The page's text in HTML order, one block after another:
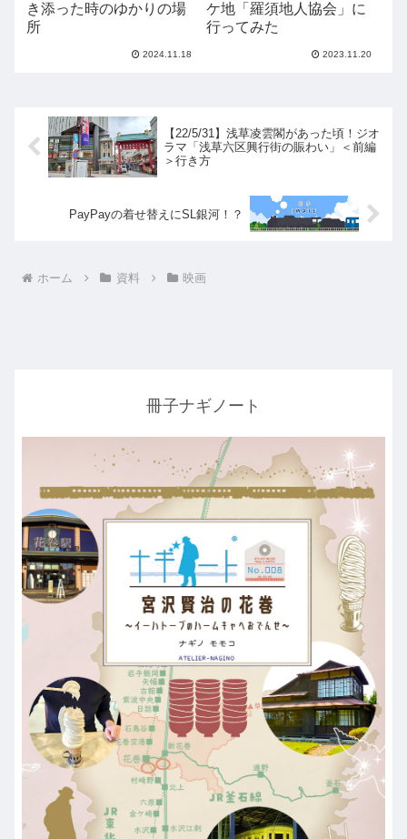
き添った時のゆかりの場
所
2024.11.18
ケ地「羅須地人協会」に
行ってみた
2023.11.20
【22/5/31】浅草凌雲閣があった頃！ジオ
ラマ「浅草六区興行街の賑わい」＜前編
＞行き方
PayPayの着せ替えにSL銀河！？
ホーム 資料 映画
冊子ナギノート